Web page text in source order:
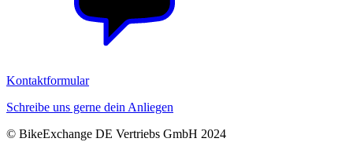
Kontaktformular
Schreibe uns gerne dein Anliegen
© BikeExchange DE Vertriebs GmbH 2024